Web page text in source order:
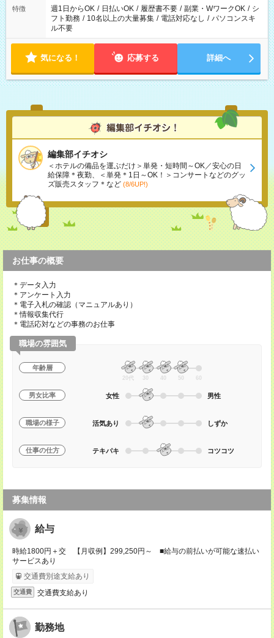
ください！
特徴 週1日からOK / 日払いOK / 履歴書不要 / 副業・WワークOK / シ
フト勤務 / 10名以上の大量募集 / 電話対応なし / パソコンスキ
ル不要
気になる！ 応募する 詳細へ
編集部イチオシ
＜ホテルの備品を運ぶだけ＞単発・短時間～OK／安心の日
給保障＊夜勤、＜単発＊1日～OK！＞コンサートなどのグッ
ズ販売スタッフ＊など (8/6UP!)
お仕事の概要
＊データ入力
＊アンケート入力
＊電子入札の確認（マニュアルあり）
＊情報収集代行
＊電話応対などの事務のお仕事
職場の雰囲気
年齢層
20代 30 40 50 60
男女比率 女性 男性
職場の様子 活気あり しずか
仕事の仕方 テキパキ コツコツ
募集情報
給与
時給1800円＋交 【月収例】299,250円～ ■給与の前払いが可能な速払い
サービスあり
交通費別途支給あり
交通費 交通費支給あり
勤務地